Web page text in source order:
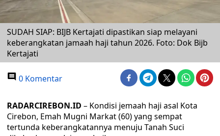
SUDAH SIAP: BIJB Kertajati dipastikan siap melayani
keberangkatan jamaah haji tahun 2026. Foto: Dok Bijb
Kertajati
0 Komentar
RADARCIREBON.ID – Kondisi jemaah haji asal Kota
Cirebon, Emah Mugni Markat (60) yang sempat
tertunda keberangkatannya menuju Tanah Suci